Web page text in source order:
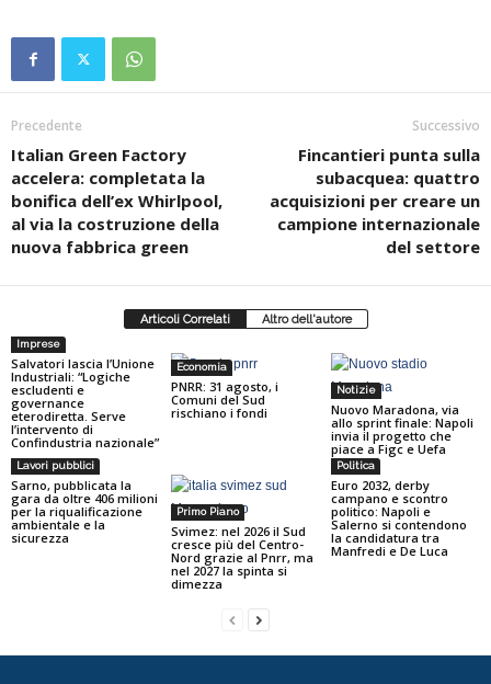
Precedente
Italian Green Factory
accelera: completata la
bonifica dell’ex Whirlpool,
al via la costruzione della
nuova fabbrica green
Successivo
Fincantieri punta sulla
subacquea: quattro
acquisizioni per creare un
campione internazionale
del settore
Articoli Correlati Altro dell'autore
Imprese
Salvatori lascia l’Unione
Industriali: “Logiche
escludenti e
governance
eterodiretta. Serve
l’intervento di
Confindustria nazionale”
Economia
PNRR: 31 agosto, i
Comuni del Sud
rischiano i fondi
Notizie
Nuovo Maradona, via
allo sprint finale: Napoli
invia il progetto che
piace a Figc e Uefa
Lavori pubblici
Sarno, pubblicata la
gara da oltre 406 milioni
per la riqualificazione
ambientale e la
sicurezza
Primo Piano
Svimez: nel 2026 il Sud
cresce più del Centro-
Nord grazie al Pnrr, ma
nel 2027 la spinta si
dimezza
Politica
Euro 2032, derby
campano e scontro
politico: Napoli e
Salerno si contendono
la candidatura tra
Manfredi e De Luca